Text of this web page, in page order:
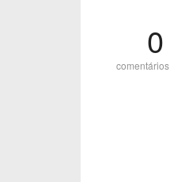
0
comentários